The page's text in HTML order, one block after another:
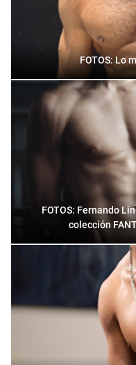
FOTOS: Lo
FOTOS: Fernando
colección